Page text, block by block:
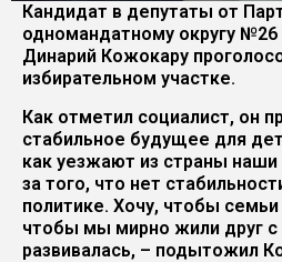
Кандидат в депутаты от
одномандатному округу
Динарий Кожокару
избирательном участке.
Как отметил социалист, он
стабильное будущее для
как уезжают из страны наши
за того, что нет
политике. Хочу, чтобы семьи
чтобы мы мирно жили друг с
развивалась, – подытожил